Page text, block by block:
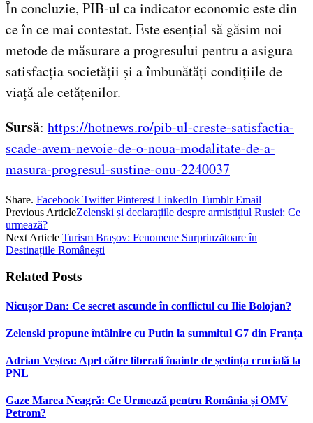
În concluzie, PIB-ul ca indicator economic este din
ce în ce mai contestat. Este esențial să găsim noi
metode de măsurare a progresului pentru a asigura
satisfacția societății și a îmbunătăți condițiile de
viață ale cetățenilor.
Sursă: https://hotnews.ro/pib-ul-creste-satisfactia-
scade-avem-nevoie-de-o-noua-modalitate-de-a-
masura-progresul-sustine-onu-2240037
Share. Facebook Twitter Pinterest LinkedIn Tumblr Email
Previous ArticleZelenski și declarațiile despre armistițiul Rusiei: Ce
urmează?
Next Article Turism Brașov: Fenomene Surprinzătoare în
Destinațiile Românești
Related Posts
Nicușor Dan: Ce secret ascunde în conflictul cu Ilie Bolojan?
Zelenski propune întâlnire cu Putin la summitul G7 din Franța
Adrian Veștea: Apel către liberali înainte de ședința crucială la
PNL
Gaze Marea Neagră: Ce Urmează pentru România și OMV
Petrom?